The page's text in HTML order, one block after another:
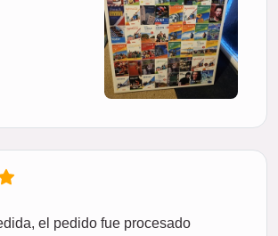
el pedido fue procesado